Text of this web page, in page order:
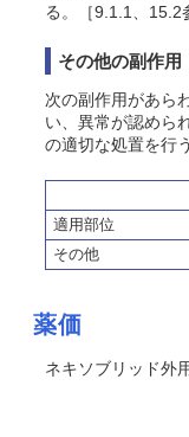
る。［9.1.1、15.2
その他の副作用
次の副作用があら
い、異常が認めら
の適切な処置を行
適用部位
その他
薬価
ネキソブリッド外